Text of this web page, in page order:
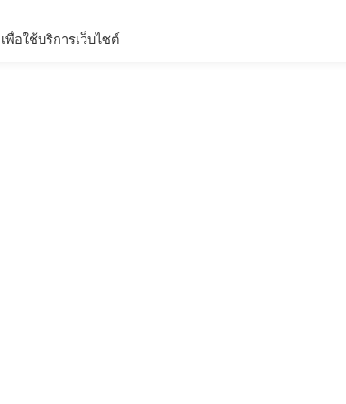
เพื่อใช้บริการเว็บไซต์